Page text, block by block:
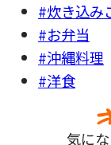
#炊き込み
#お弁当
#沖縄料理
#洋食
気に